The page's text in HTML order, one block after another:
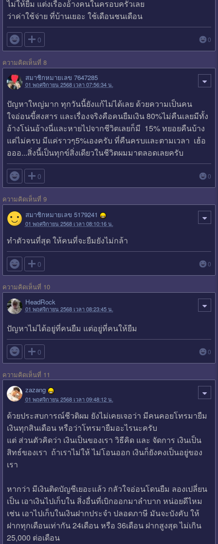
ไม่ให้ยืม แต่งเรื่องอ้างคนในครอบครัวเลย
ว่าค่าใช้จ่าย ที่บ้านเยอะ ใช้เดือนชนเดือน
 0 0
ความคิดเห็นที่ 8
สมาชิกหมายเลข 7647285
01 พฤศจิกายน 2568 เวลา 07:56:34 น.
ปัญหาใหญ่มาก ทุกวันนี้ยังแก้ไม่ได้เลย ด้วยความเป็นคน
ใจอ่อนขี้สงสาร และเรื่องจริงคือคนยืมเงิน 80%ไม่คืนเลยมีทั้ง
อ้างโน่นอ้างนี่และหายไปจากชีวิตเลยก็มี 15% ทยอยคืนบ้าง
แต่ไม่ครบ มีแค่ราวๆ5%เองครับ ที่คืนครบและตามเวลา เฮ้อ
อออ...สิ่งนี้เป็นทุกข์สิ่งเดียวในชีวิตผมมาตลอดเลยครับ
 0 0
ความคิดเห็นที่ 9
สมาชิกหมายเลข 5179241
01 พฤศจิกายน 2568 เวลา 08:10:16 น.
ทำตัวจนที่สุด ให้คนที่จะยืมยังไม่กล้า
 0 0
ความคิดเห็นที่ 10
HeadRock
01 พฤศจิกายน 2568 เวลา 08:23:45 น.
ปัญหาไม่ได้อยู่ที่คนยืม แต่อยู่ที่คนให้ยืม
 0 0
ความคิดเห็นที่ 11
zazang
01 พฤศจิกายน 2568 เวลา 09:48:12 น.
ด้วยประสบการณ์ชีวติผม ยังไม่เคยเจอว่า มีคนคอยโทรมายืม
เงินทุกสินเดือน หรือว่าโทรมายืมอะไรนะครับ
แต่ ส่วนตัวคิดว่า เงินเป็นของเรา วิธีคิด และ จัดการ เงินเป็น
สิทธ์ของเรา ถ้าเราไม่ให้ ไม่โอนออก เงินก็ยังคงเป็นอยู่ของ
เรา
หากว่า มีเงินติดบัญชีเยอะแล้ว กลัวใจอ่อนโดนยืม ลองเปลี่ยน
เป็น เอาเงินไปเก็บใน สิ่งอื่นที่เบิกออกมาลำบาก หน่อยดีไหม
เช่น เอาไปเก็บในเงินฝากประจำ ปลอดภาษี มันจะบังคับ ให้
ฝากทุกเดือนเท่ากัน 24เดือน หรือ 36เดือน ฝากสูงสุด ไม่เกิน
25,000 ต่อเดือน